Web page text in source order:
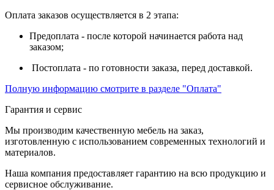
Оплата заказов осуществляется в 2 этапа:
Предоплата - после которой начинается работа над
заказом;
Постоплата - по готовности заказа, перед доставкой.
Полную информацию смотрите в разделе "Оплата"
Гарантия и сервис
Мы производим качественную мебель на заказ,
изготовленную с использованием современных технологий и
материалов.
Наша компания предоставляет гарантию на всю продукцию и
сервисное обслуживание.